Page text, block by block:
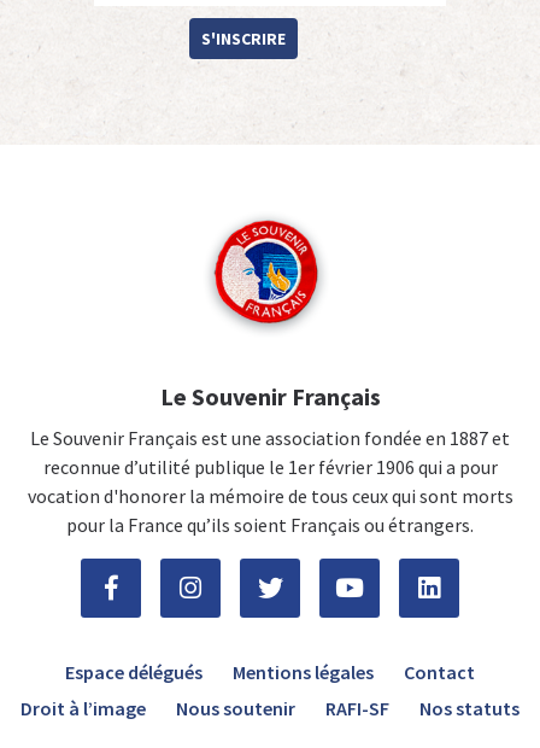
S'INSCRIRE
Le Souvenir Français
Le Souvenir Français est une association fondée en 1887 et
reconnue d’utilité publique le 1er février 1906 qui a pour
vocation d'honorer la mémoire de tous ceux qui sont morts
pour la France qu’ils soient Français ou étrangers.
Espace délégués Mentions légales
Contact
Droit à l’image
Nous soutenir RAFI-SF Nos statuts